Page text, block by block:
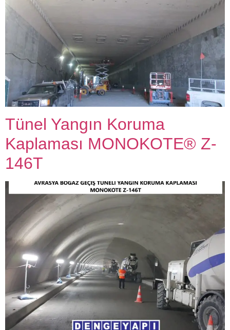
Tünel Yangın Koruma
Kaplaması MONOKOTE® Z-
146T